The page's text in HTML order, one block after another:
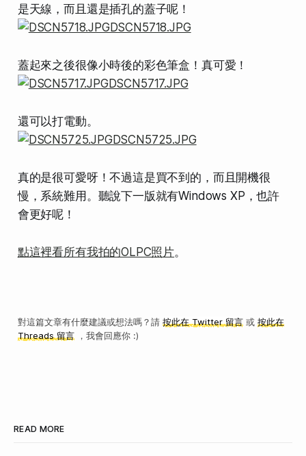
是天線，而且還是插孔的蓋子呢！
蓋起來之後很像小時後的彩色筆盒！真可愛！
還可以打電動。
真的是很可愛呀！不過這是買不到的，而且開機很
慢，系統難用。聽說下一版就有Windows XP，也許
會更好呢！
點這裡看所有我拍的OLPC照片。
對這篇文章有什麼建議或想法嗎？請 按此在 Twitter 留言或 按此在
Threads 留言，我會回應你 :)
READ MORE